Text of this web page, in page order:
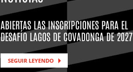
ABIERTAS LAS INSCRIPCIONES PARA EL
DESAFÍO LAGOS DE COVADONGA DE 2027
SEGUIR LEYENDO